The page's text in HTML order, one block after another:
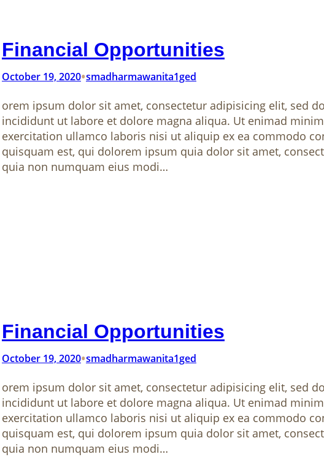
Financial Opportunities
October 19, 2020•smadharmawanita1ged
orem ipsum dolor sit amet, consectetur adipisicing elit, sed
incididunt ut labore et dolore magna aliqua. Ut enimad
exercitation ullamco laboris nisi ut aliquip ex ea commodo
quisquam est, qui dolorem ipsum quia dolor sit amet,
quia non numquam eius modi…
Financial Opportunities
October 19, 2020•smadharmawanita1ged
orem ipsum dolor sit amet, consectetur adipisicing elit, sed
incididunt ut labore et dolore magna aliqua. Ut enimad
exercitation ullamco laboris nisi ut aliquip ex ea commodo
quisquam est, qui dolorem ipsum quia dolor sit amet,
quia non numquam eius modi…